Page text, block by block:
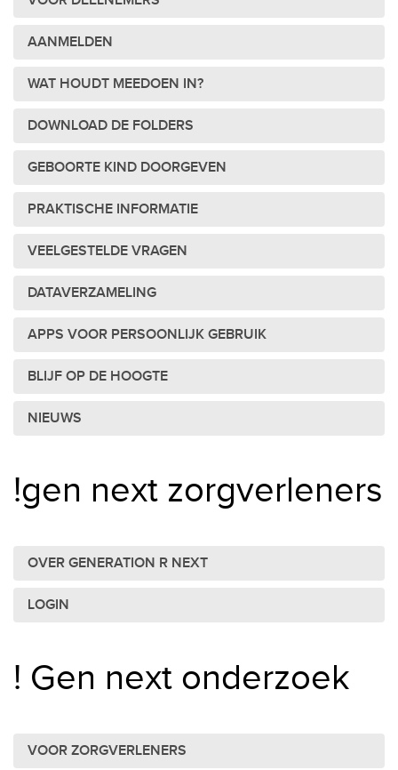
AANMELDEN
WAT HOUDT MEEDOEN IN?
DOWNLOAD DE FOLDERS
GEBOORTE KIND DOORGEVEN
PRAKTISCHE INFORMATIE
VEELGESTELDE VRAGEN
DATAVERZAMELING
APPS VOOR PERSOONLIJK GEBRUIK
BLIJF OP DE HOOGTE
NIEUWS
!gen next zorgverleners
OVER GENERATION R NEXT
LOGIN
! Gen next onderzoek
VOOR ZORGVERLENERS